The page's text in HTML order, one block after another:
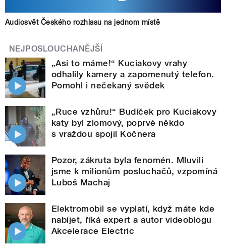
Audiosvět Českého rozhlasu na jednom místě
NEJPOSLOUCHANĚJŠÍ
„Asi to máme!“ Kuciakovy vrahy
odhalily kamery a zapomenutý telefon.
Pomohl i nečekaný svědek
„Ruce vzhůru!“ Budíček pro Kuciakovy
katy byl zlomový, poprvé někdo
s vraždou spojil Kočnera
Pozor, zákruta byla fenomén. Mluvili
jsme k milionům posluchačů, vzpomíná
Luboš Machaj
Elektromobil se vyplatí, když máte kde
nabíjet, říká expert a autor videoblogu
Akcelerace Electric